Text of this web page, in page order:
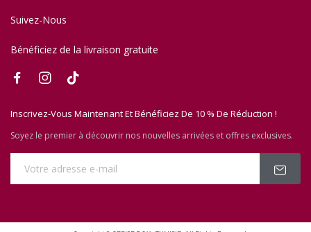
Suivez-Nous
Bénéficiez de la livraison gratuite
Inscrivez-Vous Maintenant Et Bénéficiez De 10 % De Réduction !
Soyez le premier à découvrir nos nouvelles arrivées et offres exclusives.